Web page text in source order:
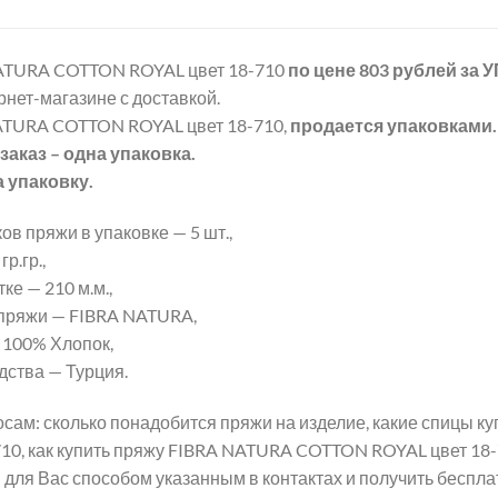
COTTON ROYAL цвет 18-710 по цене 803 рублей за
магазине с доставкой.
COTTON ROYAL цвет 18-710, продается упаковками.
– одна упаковка.
упаковку.
пряжи в упаковке — 5 шт.,
— 210 м.м.,
— FIBRA NATURA,
Хлопок,
— Турция.
сколько понадобится пряжи на изделие, какие спицы
как купить пряжу FIBRA NATURA COTTON ROYAL цвет
Вас способом указанным в контактах и получить